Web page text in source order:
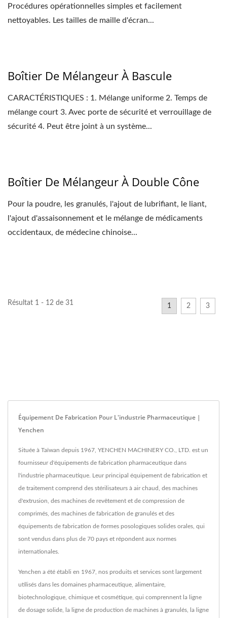
Procédures opérationnelles simples et facilement
nettoyables. Les tailles de maille d'écran...
Boîtier De Mélangeur À Bascule
CARACTÉRISTIQUES : 1. Mélange uniforme 2. Temps de
mélange court 3. Avec porte de sécurité et verrouillage de
sécurité 4. Peut être joint à un système...
Boîtier De Mélangeur À Double Cône
Pour la poudre, les granulés, l'ajout de lubrifiant, le liant,
l'ajout d'assaisonnement et le mélange de médicaments
occidentaux, de médecine chinoise...
Résultat 1 - 12 de 31 1 2 3
Équipement De Fabrication Pour L'industrie Pharmaceutique |
Yenchen
Située à Taïwan depuis 1967, YENCHEN MACHINERY CO., LTD. est un
fournisseur d'équipements de fabrication pharmaceutique dans
l'industrie pharmaceutique. Leur principal équipement de fabrication et
de traitement comprend des stérilisateurs à air chaud, des machines
d'extrusion, des machines de revêtement et de compression de
comprimés, des machines de fabrication de granulés et des
équipements de fabrication de formes posologiques solides orales, qui
sont vendus dans plus de 70 pays et répondent aux normes
internationales.
Yenchen a été établi en 1967, nos produits et services sont largement
utilisés dans les domaines pharmaceutique, alimentaire,
biotechnologique, chimique et cosmétique, qui comprennent la ligne
de dosage solide, la ligne de production de machines à granulés, la ligne